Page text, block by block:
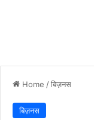
Home /बिज़नस
बिज़नस